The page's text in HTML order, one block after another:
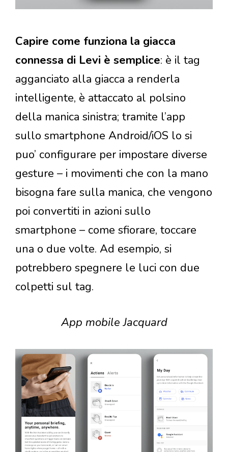
Capire come funziona la giacca
connessa di Levi è semplice: è il tag
agganciato alla giacca a renderla
intelligente, è attaccato al polsino
della manica sinistra; tramite l’app
sullo smartphone Android/iOS lo si
puo’ configurare per impostare diverse
gesture – i movimenti che con la mano
bisogna fare sulla manica, che vengono
poi convertiti in azioni sullo
smartphone – come sfiorare, toccare
una o due volte. Ad esempio, si
potrebbero spegnere le luci con due
colpetti sul tag.
App mobile Jacquard